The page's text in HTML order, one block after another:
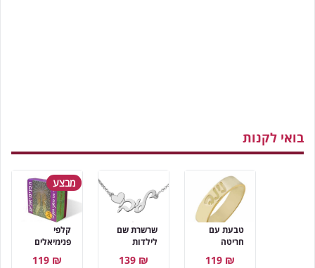
בואי לקנות
מבצע
קלפי
פנימיאלים
₪ 119
שרשרת שם
לילדות
₪ 139
טבעת עם
חריטה
₪ 119